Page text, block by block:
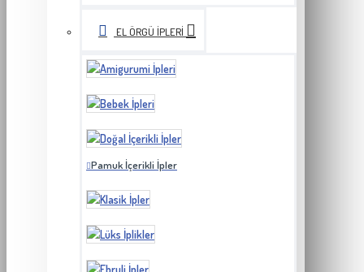
EL ÖRGÜ İPLERI
Pamuk İçerikli İpler